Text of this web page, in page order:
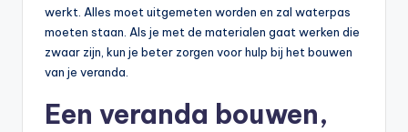
werkt. Alles moet uitgemeten worden en zal waterpas
moeten staan. Als je met de materialen gaat werken die
zwaar zijn, kun je beter zorgen voor hulp bij het bouwen
van je veranda.
Een veranda bouwen,